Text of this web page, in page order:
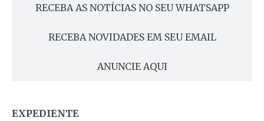
RECEBA AS NOTÍCIAS NO SEU WHATSAPP
RECEBA NOVIDADES EM SEU EMAIL
ANUNCIE AQUI
EXPEDIENTE